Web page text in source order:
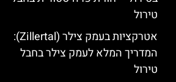
טירול
אטרקציות בעמק צילר (Zillertal):
המדריך המלא לעמק צילר בחבל
טירול